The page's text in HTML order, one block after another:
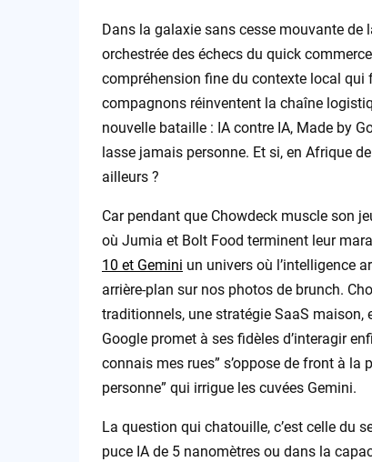
Dans la galaxie sans cesse mouvante de
orchestrée des échecs du quick
compréhension fine du contexte local qui
compagnons réinventent la chaîne
nouvelle bataille : IA contre IA, Made by
lasse jamais personne. Et si, en Afrique
ailleurs ?
Car pendant que Chowdeck muscle son
où Jumia et Bolt Food terminent leur
10 et Gemini un univers où l’intelligence
arrière-plan sur nos photos de brunch.
traditionnels, une stratégie SaaS
Google promet à ses fidèles d’interagir
connais mes rues” s’oppose de front à
personne” qui irrigue les cuvées Gemini.
La question qui chatouille, c’est celle du
puce IA de 5 nanomètres ou dans la